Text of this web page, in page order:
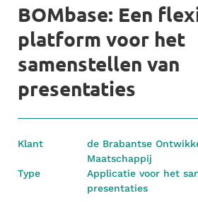
BOMbase: Een
platform voor het
samenstellen van
presentaties
Klant
de Brabantse
Maatschappij
Type
Applicatie voor het
presentaties